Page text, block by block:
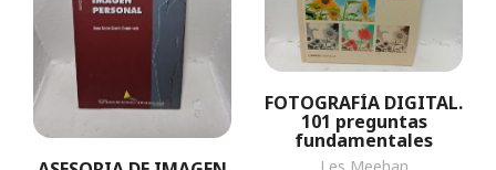
FOTOGRAFÍA DIGITAL.
101 preguntas
fundamentales